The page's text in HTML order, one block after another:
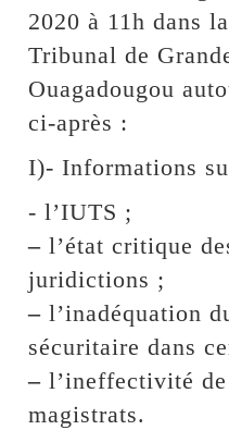
2020 à 11h dans
Tribunal de
Ouagadougou
ci-après :
I)- Informations
- l’IUTS ;
– l’état critique
juridictions ;
– l’inadéquation
sécuritaire dans
– l’ineffectivité
magistrats.